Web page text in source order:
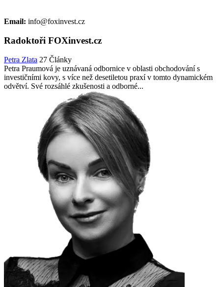
Email: info@foxinvest.cz
Radoktoři FOXinvest.cz
Petra Zlata 27 Články
Petra Praumová je uznávaná odbornice v oblasti obchodování s
investičními kovy, s více než desetiletou praxí v tomto dynamickém
odvětví. Své rozsáhlé zkušenosti a odborné...